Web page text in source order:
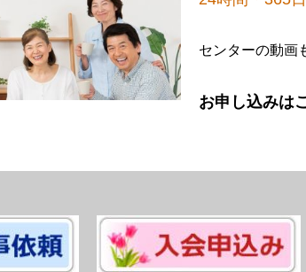
センターの動画
お申し込みは